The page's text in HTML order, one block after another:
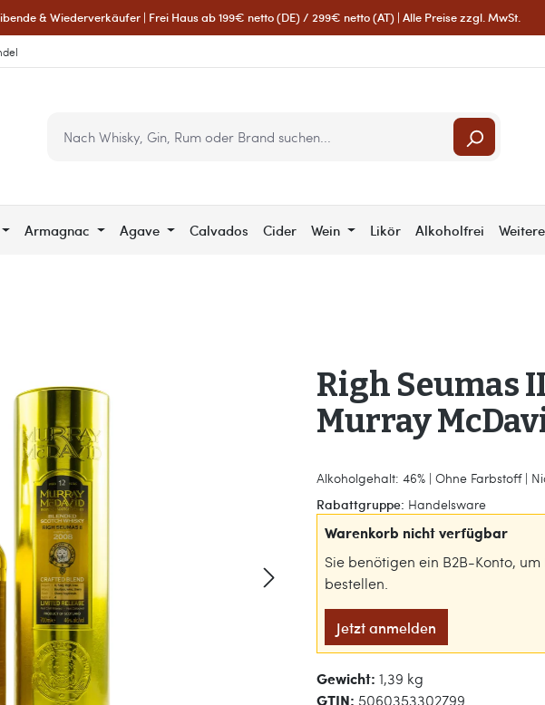
& Wiederverkäufer | Frei Haus ab 199€ netto (DE) / 299€ netto (AT) | Alle Preise zzgl. MwSt.
Armagnac Agave Calvados Cider Wein Likör Alkoholfrei
Righ Seumas
Murray
Alkoholgehalt: 46% | Ohne Farbstoff |
Rabattgruppe: Handelsware
Warenkorb nicht verfügbar
Sie benötigen ein B2B-Konto,
bestellen.
Jetzt anmelden
Gewicht: 1,39 kg
GTIN: 5060353302799